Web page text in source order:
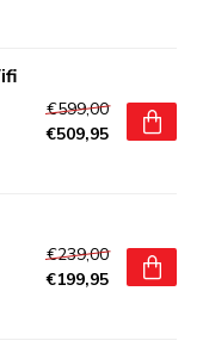
€599,00
€509,95
€239,00
€199,95